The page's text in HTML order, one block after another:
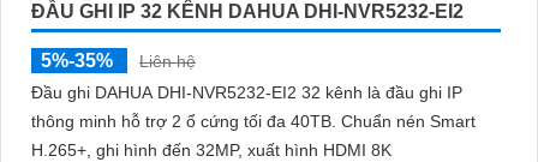
ĐẦU GHI IP 32 KÊNH DAHUA DHI-NVR5232-EI2
5%-35%
Liên hệ
Đầu ghi DAHUA DHI-NVR5232-EI2 32 kênh là đầu ghi IP
thông minh hỗ trợ 2 ổ cứng tối đa 40TB. Chuẩn nén Smart
H.265+, ghi hình đến 32MP, xuất hình HDMI 8K